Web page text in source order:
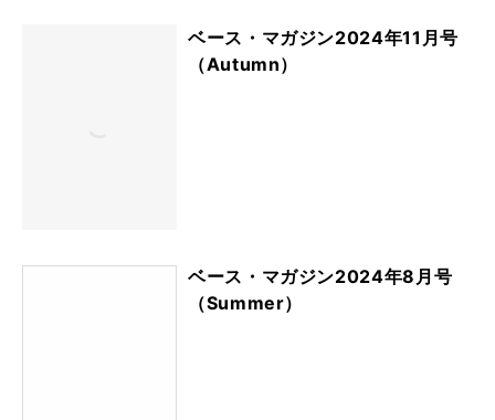
ベース・マガジン2024年11月号
（Autumn）
ベース・マガジン2024年8月号
（Summer）